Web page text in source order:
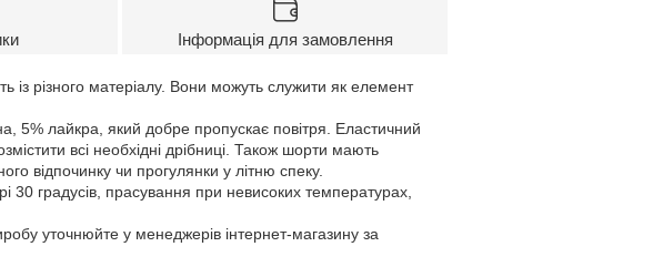
Інформація для замовлення
із різного матеріалу. Вони можуть служити як елемент
5% лайкра, який добре пропускає повітря. Еластичний
всі необхідні дрібниці. Також шорти мають
відпочинку чи прогулянки у літню спеку.
градусів, прасування при невисоких температурах,
уточнюйте у менеджерів інтернет-магазину за